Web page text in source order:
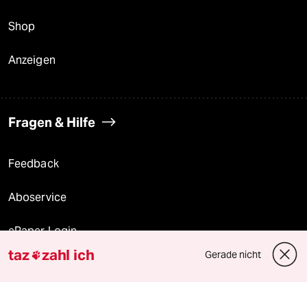
Shop
Anzeigen
Fragen & Hilfe
Feedback
Aboservice
ePaper Login
Downloads für Abonnierende
taz zahl ich Gerade nicht